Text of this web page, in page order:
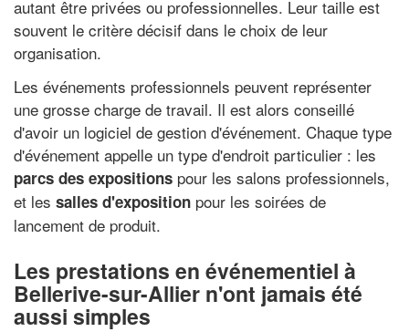
autant être privées ou professionnelles. Leur taille est
souvent le critère décisif dans le choix de leur
organisation.
Les événements professionnels peuvent représenter
une grosse charge de travail. Il est alors conseillé
d'avoir un logiciel de gestion d'événement. Chaque type
d'événement appelle un type d'endroit particulier : les
parcs des expositions pour les salons professionnels,
et les salles d'exposition pour les soirées de
lancement de produit.
Les prestations en événementiel à
Bellerive-sur-Allier n'ont jamais été
aussi simples